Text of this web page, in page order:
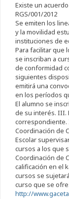
Existe un
RGS/001/2012
Se emiten los
y la movilidad
instituciones de
Para facilitar que
se inscriban a
de conformidad
siguientes
emitirá una
en los períodos
El alumno se
de su interés. III.
correspondiente.
Coordinación de
Escolar
cursos a los que
Coordinación de
calificación en el
cursos se
curso que se
http://